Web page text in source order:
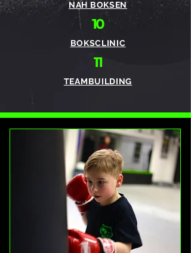
NAH BOKSEN
10
BOKSCLINIC
11
TEAMBUILDING